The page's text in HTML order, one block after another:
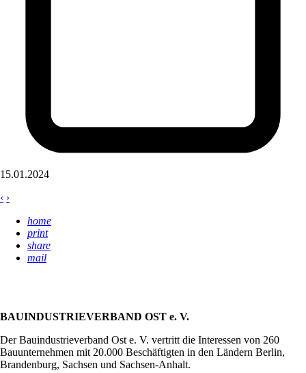
15.01.2024
‹ ›
home
print
share
mail
BAUINDUSTRIEVERBAND OST e. V.
Der Bauindustrieverband Ost e. V. vertritt die Interessen von 260
Bauunternehmen mit 20.000 Beschäftigten in den Ländern Berlin,
Brandenburg, Sachsen und Sachsen-Anhalt.